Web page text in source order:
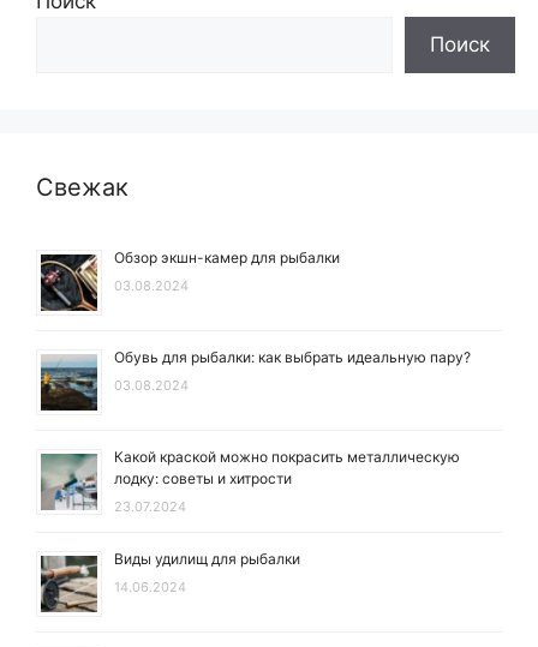
Поиск
Свежак
Обзор экшн-камер для рыбалки
03.08.2024
Обувь для рыбалки: как выбрать идеальную пару?
03.08.2024
Какой краской можно покрасить металлическую
лодку: советы и хитрости
23.07.2024
Виды удилищ для рыбалки
14.06.2024